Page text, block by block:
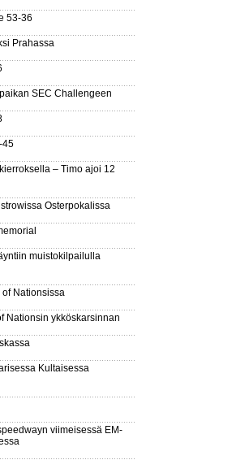
53-36
Prahassa
SEC Challengeen
45
– Timo ajoi 12
Osterpokalissa
muistokilpailulla
Nationsissa
Nationsin ykköskarsinnan
Kultaisessa
viimeisessä EM-